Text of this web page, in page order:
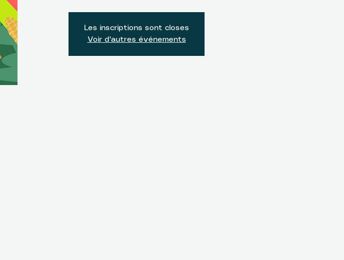
Les inscriptions sont closes
Voir d'autres événements